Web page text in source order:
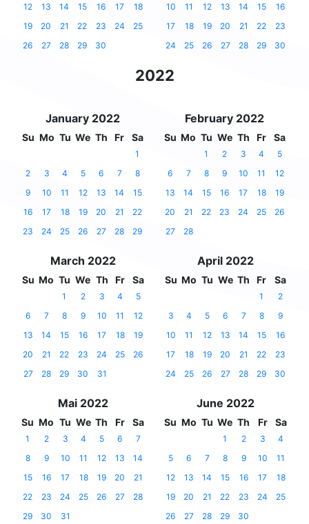
12
13 14 15 16 17
18
19
20 21 22 23 24
25
26
27 28 29 30
10
11 12 13 14 15
16
17
18 19 20 21 22
23
24
25 26 27 28 29 30
2022
January 2022
Su Mo Tu We Th Fr Sa
1
2
3 4 5 6 7
8
9
10 11 12 13 14
15
16
17 18 19 20 21
22
23
24 25 26 27 28 29
February 2022
Su Mo Tu We Th Fr Sa
1 2 3 4
5
6
7 8 9 10 11
12
13
14 15 16 17 18
19
20
21 22 23 24 25
26
27
28
March 2022
Su Mo Tu We Th Fr Sa
1 2 3 4
5
6
7 8 9 10 11
12
13
14 15 16 17 18
19
20
21 22 23 24 25
26
27
28 29 30 31
April 2022
Su Mo Tu We Th Fr Sa
1
2
3
4 5 6 7 8
9
10
11 12 13 14 15
16
17
18 19 20 21 22
23
24
25 26 27 28 29 30
Mai 2022
Su Mo Tu We Th Fr Sa
1 2 3 4 5 6
7
8
9 10 11 12 13
14
15
16 17 18 19 20
21
22
23 24 25 26 27
28
29
30 31
June 2022
Su Mo Tu We Th Fr Sa
1 2 3
4
5
6 7 8 9 10
11
12
13 14 15 16 17
18
19
20 21 22 23 24
25
26
27 28 29 30